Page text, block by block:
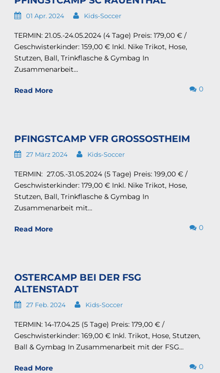
01 Apr. 2024 Kids-Soccer
TERMIN: 21.05.-24.05.2024 (4 Tage) Preis: 179,00 € /
Geschwisterkinder: 159,00 € Inkl. Nike Trikot, Hose,
Stutzen, Ball, Trinkflasche & Gymbag In
Zusammenarbeit...
Read More 0
PFINGSTCAMP VFR GROSSOSTHEIM
27 März 2024 Kids-Soccer
TERMIN: 27.05.-31.05.2024 (5 Tage) Preis: 199,00 € /
Geschwisterkinder: 179,00 € Inkl. Nike Trikot, Hose,
Stutzen, Ball, Trinkflasche & Gymbag In
Zusammenarbeit mit...
Read More 0
OSTERCAMP BEI DER FSG
ALTENSTADT
27 Feb. 2024 Kids-Soccer
TERMIN: 14-17.04.25 (5 Tage) Preis: 179,00 € /
Geschwisterkinder: 169,00 € Inkl. Trikot, Hose, Stutzen,
Ball & Gymbag In Zusammenarbeit mit der FSG...
Read More 0